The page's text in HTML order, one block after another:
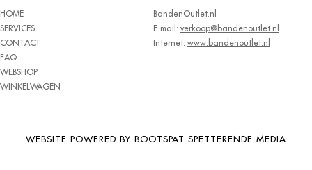
HOME
SERVICES
CONTACT
FAQ
WEBSHOP
WINKELWAGEN
BandenOutlet.nl
E-mail: verkoop@bandenoutlet.nl
Internet: www.bandenoutlet.nl
WEBSITE POWERED BY BOOTSPAT SPETTERENDE MEDIA